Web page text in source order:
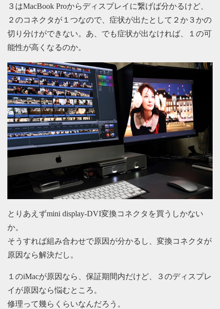
３はMacBook Proからディスプレイに繋げば分かるけど、
２のコネクタが１つなので、症状が出たとして２か３かの
切り分けができない。あ、でも症状が出なければ、１の可
能性が高くなるのか。
とりあえずmini display-DVI変換コネクタを買うしかない
か。
そうすれば組み合わせで原因が分かるし、変換コネクタが
原因なら解決だし。
１のiMacが原因なら、保証期間内だけど、３のディスプレ
イが原因なら悩むところ。
修理って幾らくらいなんだろう。